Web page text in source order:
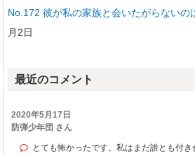
No.172 彼が私の家族と会いたがらないの
月2日
最近のコメント
2020年5月17日
防弾少年団 さん
とても怖かったです。私はまだ誰とも付